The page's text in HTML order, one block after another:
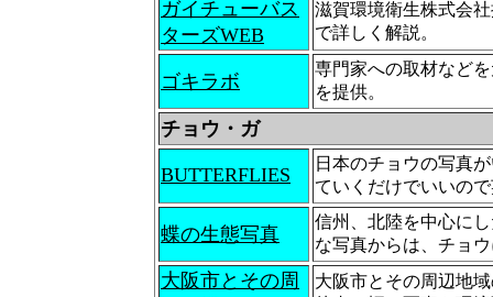
ガイチューバス
ターズWEB
滋賀環境衛生株式会
で詳しく解説。
ゴキラボ
専門家への取材など
を提供。
チョウ・ガ
BUTTERFLIES
日本のチョウの写真
ていくだけでいいの
蝶の生態写真
信州、北陸を中心に
な写真からは、チョ
大阪市とその周
大阪市とその周辺地